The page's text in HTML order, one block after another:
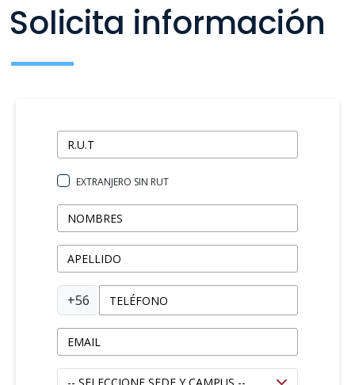
Solicita información
EXTRANJERO SIN RUT
+56